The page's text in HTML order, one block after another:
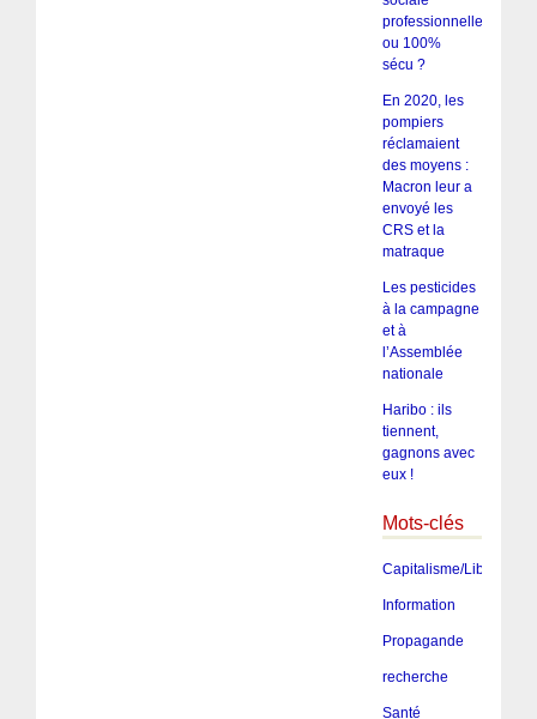
professionnelle
ou 100%
sécu ?
En 2020, les
pompiers
réclamaient
des moyens :
Macron leur a
envoyé les
CRS et la
matraque
Les pesticides
à la campagne
et à
l’Assemblée
nationale
Haribo : ils
tiennent,
gagnons avec
eux !
Mots-clés
Capitalisme/
Information
Propagande
recherche
Santé